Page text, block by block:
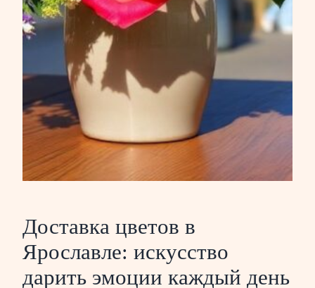
Доставка цветов в
Ярославле: искусство
дарить эмоции каждый день